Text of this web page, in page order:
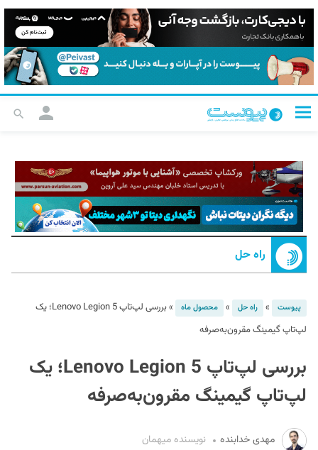
راه حل
پیوست » راه حل » محصول ماه »
بررسی لپ‌تاپ Lenovo Legion 5؛ یک
لپ‌تاپ گیمینگ مقرون‌به‌صرفه
بررسی لپ‌تاپ Lenovo Legion 5؛ یک
لپ‌تاپ گیمینگ مقرون‌به‌صرفه
مهدی خدابنده نویسنده میهمان